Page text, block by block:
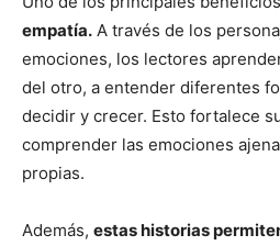
empatía. A través de los
emociones, los lectores
del otro, a entender diferentes
decidir y crecer. Esto fortalece
comprender las emociones
propias.
Además, estas historias